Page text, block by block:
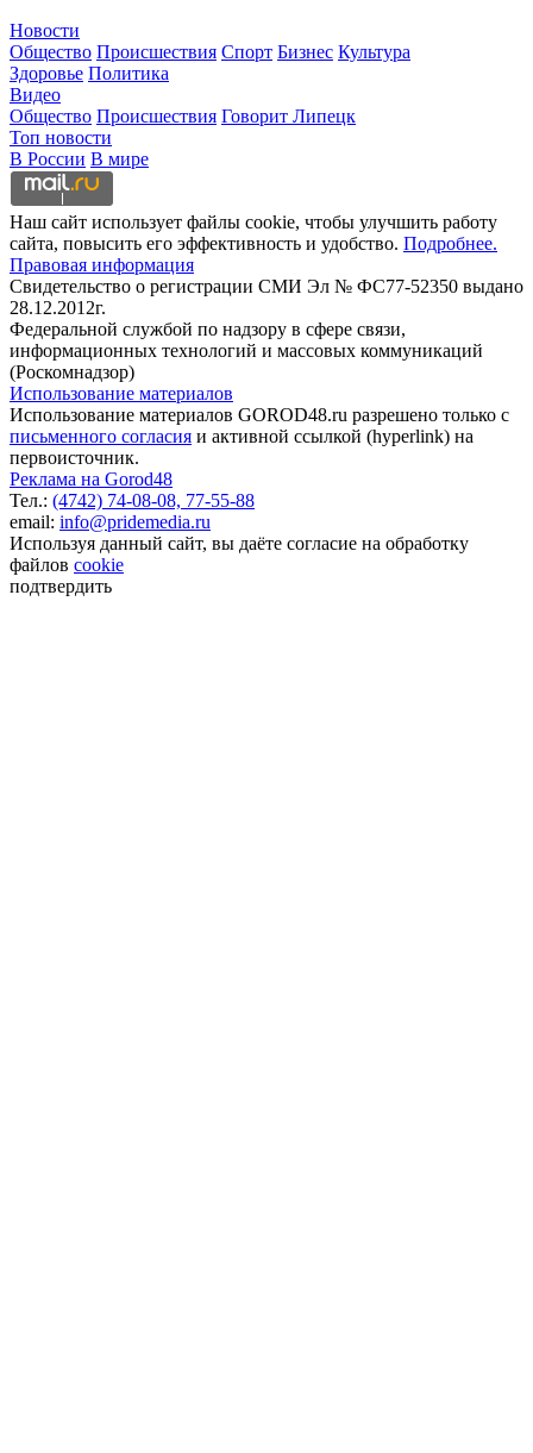
Новости
Общество Происшествия Спорт Бизнес Культура
Здоровье Политика
Видео
Общество Происшествия Говорит Липецк
Топ новости
В России В мире
Наш сайт использует файлы cookie, чтобы улучшить работу
сайта, повысить его эффективность и удобство. Подробнее.
Правовая информация
Свидетельство о регистрации СМИ Эл № ФС77-52350 выдано
28.12.2012г.
Федеральной службой по надзору в сфере связи,
информационных технологий и массовых коммуникаций
(Роскомнадзор)
Использование материалов
Использование материалов GOROD48.ru разрешено только с
письменного согласия и активной ссылкой (hyperlink) на
первоисточник.
Реклама на Gorod48
Тел.: (4742) 74-08-08, 77-55-88
email: info@pridemedia.ru
Используя данный сайт, вы даёте согласие на обработку
файлов cookie
подтвердить